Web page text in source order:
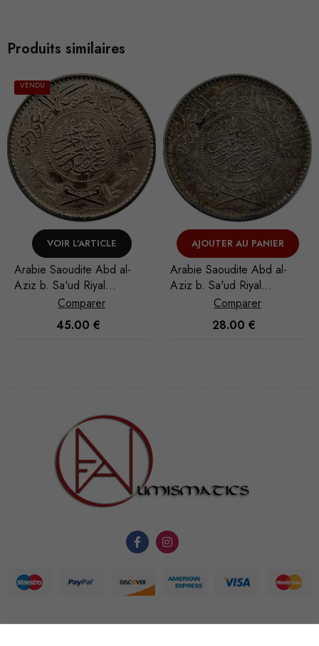
Produits similaires
VENDU
VOIR L'ARTICLE
Arabie Saoudite Abd al-
Aziz b. Sa'ud Riyal
1948/AH 1367
Comparer
45.00 €
AJOUTER AU PANIER
Arabie Saoudite Abd al-
Aziz b. Sa'ud Riyal
1935/AH 1354
Comparer
28.00 €
Nécessaire
Ces cookies
Statistiques
fonctionnalité
et la
site Web, en